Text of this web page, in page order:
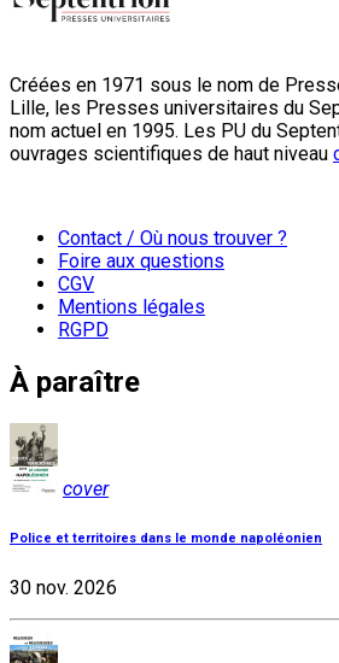
Créées en 1971 sous le nom de
Lille, les Presses universitaires du
nom actuel en 1995. Les PU du
ouvrages scientifiques de haut niveau
Contact / Où nous trouver ?
Foire aux questions
CGV
Mentions légales
RGPD
À paraître
cover
Police et territoires dans le monde napoléonien
30 nov. 2026